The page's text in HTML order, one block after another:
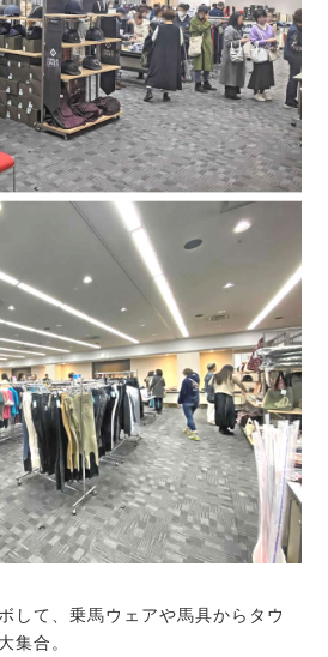
して、乗馬ウェアや馬具からタウ
集合。